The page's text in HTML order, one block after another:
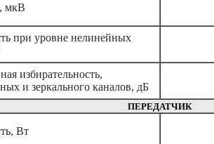
мкВ
при уровне нелинейных
избирательность,
и зеркального каналов, дБ
ПЕРЕДАТЧИК
Вт